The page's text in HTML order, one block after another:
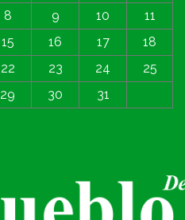
8 9 10
11
15 16 17
18
22 23 24
25
29 30 31